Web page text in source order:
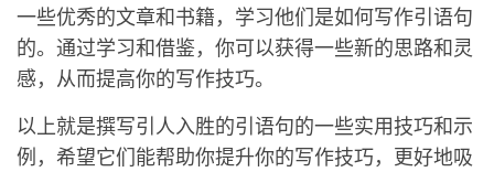
一些优秀的文章和书籍，学习他们是如何写作引语句
的。通过学习和借鉴，你可以获得一些新的思路和灵
感，从而提高你的写作技巧。
以上就是撰写引人入胜的引语句的一些实用技巧和示
例，希望它们能帮助你提升你的写作技巧，更好地吸